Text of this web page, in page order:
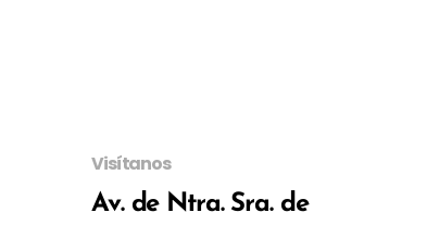
Visítanos
Av. de Ntra. Sra. de